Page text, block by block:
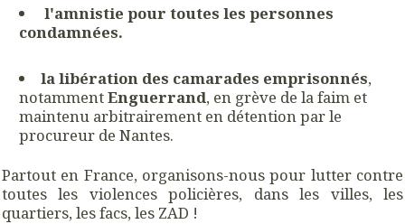
l'amnistie pour toutes les personnes
condamnées.
la libération des camarades emprisonnés,
notammentEnguerrand, en grève de la faim et
maintenu arbitrairement en détention par le
procureur de Nantes.
Partout en France, organisons-nous pour lutter contre
toutes les violences policières, dans les villes, les
quartiers, les facs, les ZAD !